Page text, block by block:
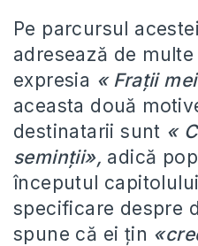
Pe parcursul
adresează de
expresia « Frații
aceasta două
destinatarii sunt «
seminții», adică
începutul
specificare despre
spune că ei țin